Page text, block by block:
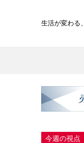
生活が変わる、
今週の視点